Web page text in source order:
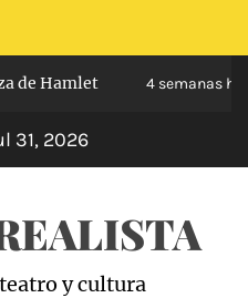
Hamlet 4 semanas hace
31, 2026
y cultura